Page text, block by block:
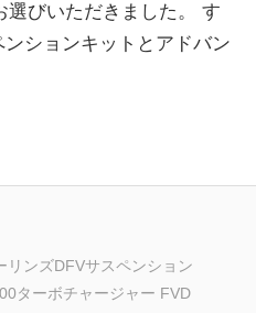
選びいただきました。 す
ションキットとアドバン
リンズDFVサスペンション
ターボチャージャー FVD